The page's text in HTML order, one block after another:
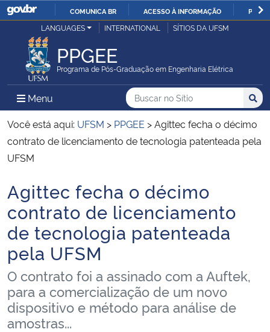
IR
COMUNICA BR ACESSO À INFORMAÇÃO
Ministério da Justiça e Segurança Pública
Ministério da Defesa
Ministério das Relações Exteriores
Ministério da Economia
Ministério da Infraestrutura
Ministério da Agricultura, Pecuária e Abastecimento
Ministério da Educação
Ministério da Cidadania
Ministério da Saúde
LANGUAGES INTERNATIONAL SÍTIOS DA UFSM
PPGEE
Programa de Pós-Graduação em Engenharia Elétrica
Menu Menu Principal do Sítio
Busca
Buscar no no Sítio
Busca:
Você está aqui: UFSM > PPGEE >Agittec fecha o décimo
contrato de licenciamento de tecnologia patenteada pela
UFSM
Início do conteúdo
Agittec fecha o décimo
contrato de licenciamento
de tecnologia patenteada
pela UFSM
O contrato foi a assinado com a Auftek,
para a comercialização de um novo
dispositivo e método para análise de
amostras...